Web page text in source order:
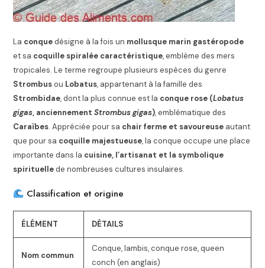
La conquedésigne à la fois un mollusque marin gastéropode
et sa coquille spiralée caractéristique, emblème des mers
tropicales. Le terme regroupe plusieurs espèces du genre
Strombusou Lobatus, appartenant à la famille des
Strombidae, dont la plus connue est la conque rose (Lobatus
gigas, anciennementStrombus gigas), emblématique des
Caraïbes. Appréciée pour sa chair ferme et savoureuse autant
que pour sa coquille majestueuse, la conque occupe une place
importante dans la cuisine, l’artisanat et la symbolique
spirituellede nombreuses cultures insulaires.
Classification et origine
ÉLÉMENT DÉTAILS
Nom commun
Conque, lambis, conque rose, queen
conch (en anglais)